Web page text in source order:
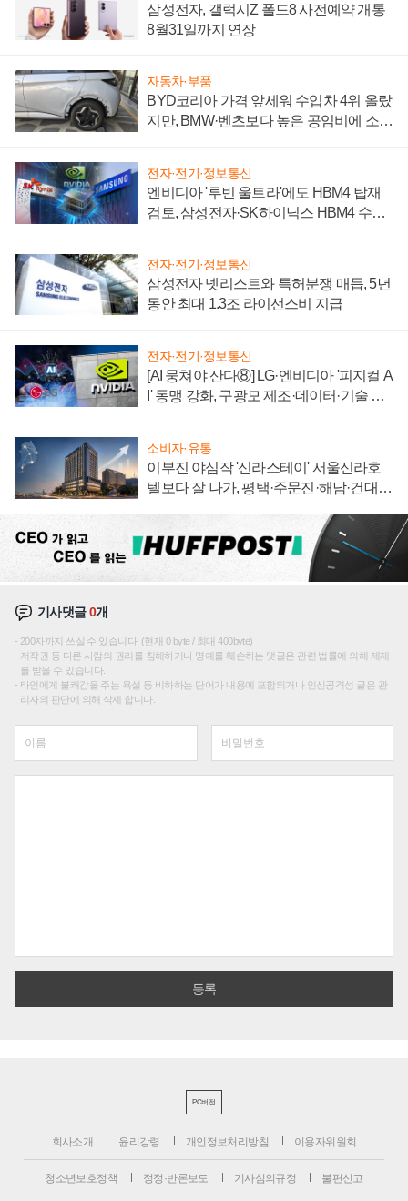
삼성전자, 갤럭시Z 폴드8 사전예약 개통
8월31일까지 연장
자동차·부품
BYD코리아 가격 앞세워 수입차 4위 올랐
지만, BMW·벤츠보다 높은 공임비에 소비
전자·전기·정보통신
엔비디아 '루빈 울트라'에도 HBM4 탑재
검토, 삼성전자·SK하이닉스 HBM4 수율
전자·전기·정보통신
삼성전자 넷리스트와 특허분쟁 매듭, 5년
동안 최대 1.3조 라이선스비 지급
전자·전기·정보통신
[AI 뭉쳐야 산다⑧] LG·엔비디아 '피지컬 A
I' 동맹 강화, 구광모 제조·데이터·기술 결
소비자·유통
이부진 야심작 '신라스테이' 서울신라호
텔보다 잘 나가, 평택·주문진·해남·건대로
기사댓글0개
200자까지 쓰실 수 있습니다. (현재 0 byte / 최대 400byte)
저작권 등 다른 사람의 권리를 침해하거나 명예를 훼손하는 댓글은 관련 법률에 의해 제재
를 받을 수 있습니다.
타인에게 불쾌감을 주는 욕설 등 비하하는 단어가 내용에 포함되거나 인신공격성 글은 관
리자의 판단에 의해 삭제 합니다.
PC버전
회사소개 윤리강령 개인정보처리방침 이용자위원회
청소년보호정책 정정·반론보도 기사심의규정 불편신고